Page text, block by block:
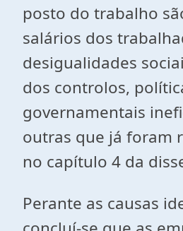
posto do trabalho
salários dos
desigualidades
dos controlos,
governamentais
outras que já foram
no capítulo 4 da
Perante as causas